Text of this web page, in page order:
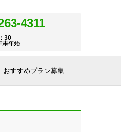
4311
30
末年始
おすすめプラン募集